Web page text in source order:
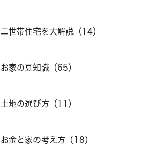
二世帯住宅を大解説（14）
お家の豆知識（65）
土地の選び方（11）
お金と家の考え方（18）